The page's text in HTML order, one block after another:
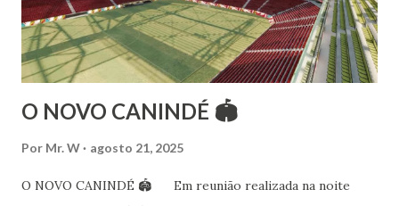
dança aos 4 anos de idade (em 1982) no balé clássico,
passando por diversas atividades co...
O NOVO CANINDÉ 🏟
Por Mr. W agosto 21, 2025
O NOVO CANINDÉ 🏟 Em reunião realizada na noite